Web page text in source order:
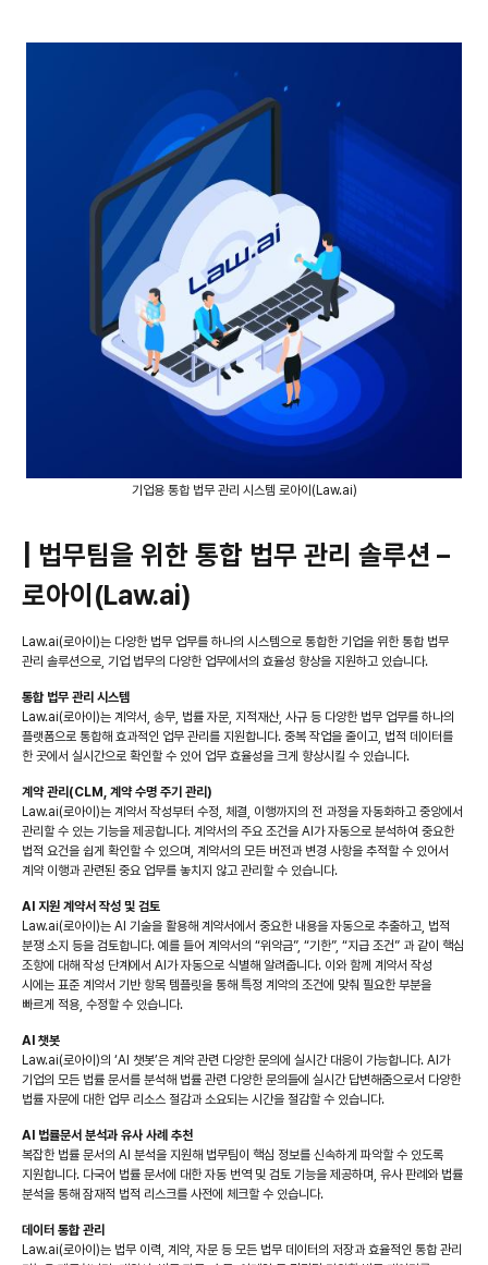
기업용 통합 법무 관리 시스템 로아이(Law.ai)
| 법무팀을 위한 통합 법무 관리 솔루션 –
로아이(Law.ai)
Law.ai(로아이)는 다양한 법무 업무를 하나의 시스템으로 통합한 기업을 위한 통합 법무
관리 솔루션으로, 기업 법무의 다양한 업무에서의 효율성 향상을 지원하고 있습니다.
통합 법무 관리 시스템
Law.ai(로아이)는 계약서, 송무, 법률 자문, 지적재산, 사규 등 다양한 법무 업무를 하나의
플랫폼으로 통합해 효과적인 업무 관리를 지원합니다. 중복 작업을 줄이고, 법적 데이터를
한 곳에서 실시간으로 확인할 수 있어 업무 효율성을 크게 향상시킬 수 있습니다.
계약 관리(CLM, 계약 수명 주기 관리)
Law.ai(로아이)는 계약서 작성부터 수정, 체결, 이행까지의 전 과정을 자동화하고 중앙에서
관리할 수 있는 기능을 제공합니다. 계약서의 주요 조건을 AI가 자동으로 분석하여 중요한
법적 요건을 쉽게 확인할 수 있으며, 계약서의 모든 버전과 변경 사항을 추적할 수 있어서
계약 이행과 관련된 중요 업무를 놓치지 않고 관리할 수 있습니다.
AI 지원 계약서 작성 및 검토
Law.ai(로아이)는 AI 기술을 활용해 계약서에서 중요한 내용을 자동으로 추출하고, 법적
분쟁 소지 등을 검토합니다. 예를 들어 계약서의 “위약금”, “기한”, “지급 조건” 과 같이 핵심
조항에 대해 작성 단계에서 AI가 자동으로 식별해 알려줍니다. 이와 함께 계약서 작성
시에는 표준 계약서 기반 항목 템플릿을 통해 특정 계약의 조건에 맞춰 필요한 부분을
빠르게 적용, 수정할 수 있습니다.
AI 챗봇
Law.ai(로아이)의 ‘AI 챗봇’은 계약 관련 다양한 문의에 실시간 대응이 가능합니다. AI가
기업의 모든 법률 문서를 분석해 법률 관련 다양한 문의들에 실시간 답변해줌으로서 다양한
법률 자문에 대한 업무 리소스 절감과 소요되는 시간을 절감할 수 있습니다.
AI 법률문서 분석과 유사 사례 추천
복잡한 법률 문서의 AI 분석을 지원해 법무팀이 핵심 정보를 신속하게 파악할 수 있도록
지원합니다. 다국어 법률 문서에 대한 자동 번역 및 검토 기능을 제공하며, 유사 판례와 법률
분석을 통해 잠재적 법적 리스크를 사전에 체크할 수 있습니다.
데이터 통합 관리
Law.ai(로아이)는 법무 이력, 계약, 자문 등 모든 법무 데이터의 저장과 효율적인 통합 관리